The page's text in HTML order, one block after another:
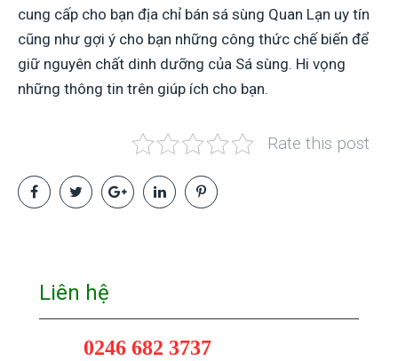
cung cấp cho bạn địa chỉ bán sá sùng Quan Lạn uy tín
cũng như gợi ý cho bạn những công thức chế biến để
giữ nguyên chất dinh dưỡng của Sá sùng. Hi vọng
những thông tin trên giúp ích cho bạn.
Rate this post
Liên hệ
0246 682 3737